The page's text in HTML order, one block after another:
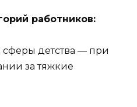
работников:
сферы детства — при
за тяжкие